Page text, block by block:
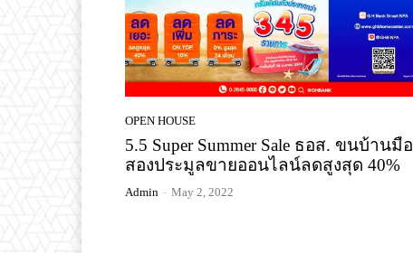
OPEN HOUSE
5.5 Super Summer Sale ธอส. ขนบ้านมือ
สองประมูลขายออนไลน์ลดสูงสุด 40%
Admin - May 2, 2022